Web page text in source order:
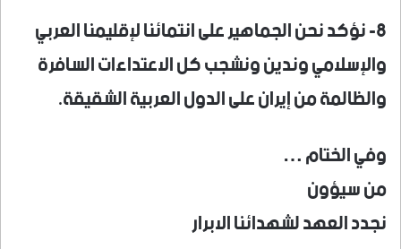
8- نؤكد نحن الجماهير على انتمائنا لإقليمنا العربي
والإسلامي وندين ونشجب كل الاعتداءات السافرة
والظالمة من إيران على الدول العربية الشقيقة.
وفي الختام …
من سيؤون
نجدد العهد لشهدائنا الابرار